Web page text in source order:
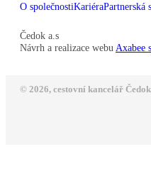
O společnostiKariéraPartnerská
Čedok a.s
Návrh a realizace webu Axabee
© 2026, cestovní kancelář Čedok